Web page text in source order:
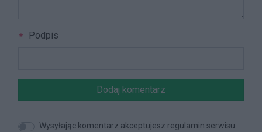
Podpis
Dodaj komentarz
Wysyłając komentarz akceptujesz regulamin serwisu